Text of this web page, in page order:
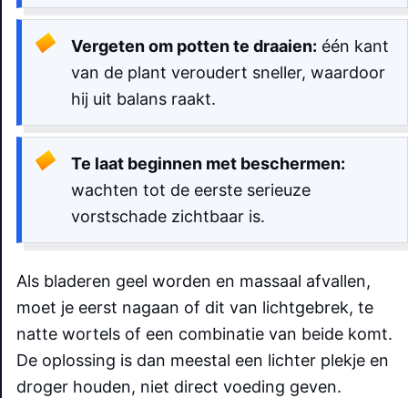
Vergeten om potten te draaien: één kant
van de plant veroudert sneller, waardoor
hij uit balans raakt.
Te laat beginnen met beschermen:
wachten tot de eerste serieuze
vorstschade zichtbaar is.
Als bladeren geel worden en massaal afvallen,
moet je eerst nagaan of dit van lichtgebrek, te
natte wortels of een combinatie van beide komt.
De oplossing is dan meestal een lichter plekje en
droger houden, niet direct voeding geven.